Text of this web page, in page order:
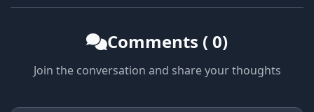
Comments ( 0)
Join the conversation and share your thoughts